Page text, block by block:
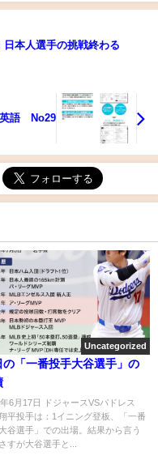
日本人選手の挑戦終わる
英語 No29
Uncategorized
の「一番投手大谷選手」の
6月17日 ドジャースVSパドレス
平投手は：1イニング登板、「一番
谷選手」での出場。結果から言う
すが大谷選手と...